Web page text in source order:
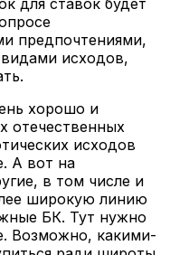
предпочтениями,
исходов,
хорошо и
отечественных
исходов
А вот на
в том числе и
широкую линию
БК. Тут нужно
Возможно, какими-